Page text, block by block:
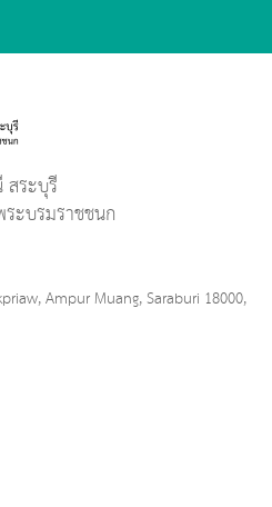
ระบุรี
ะบรมราชชนก
Ampur Muang, Saraburi 18000,